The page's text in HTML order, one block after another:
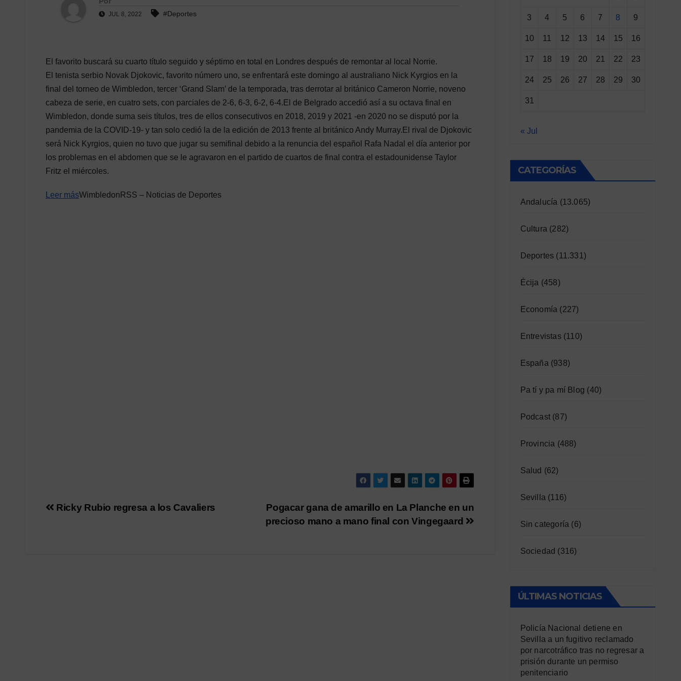
JUL 8, 2022 #Deportes
El favorito buscará su cuarto título seguido y séptimo en total en Londres después de remontar al local Norrie.
El tenista serbio Novak Djokovic, favorito número uno, se enfrentará este domingo al australiano Nick Kyrgios en la
final del torneo de Wimbledon, tercer ‘Grand Slam’ de la temporada, tras derrotar al británico Cameron Norrie, noveno
cabeza de serie, en cuatro sets, con parciales de 2-6, 6-3, 6-2, 6-4.El de Belgrado accedió así a su octava final en
Wimbledon, donde suma seis títulos, tres de ellos consecutivos en 2018, 2019 y 2021 -en 2020 no se disputó por la
pandemia de la COVID-19- y tan solo cedió la de la edición de 2013 frente al británico Andy Murray.El rival de Djokovic
será Nick Kyrgios, quien no tuvo que jugar su semifinal debido a la renuncia del español Rafa Nadal el día anterior por
los problemas en el abdomen que se le agravaron en el partido de cuartos de final contra el estadounidense Taylor
Fritz el miércoles.
Leer másWimbledonRSS – Noticias de Deportes
Navegación
Pogacar gana de amarillo en La Planche en un
precioso mano a mano final con Vingegaard
Ricky Rubio regresa a los Cavaliers
3 4 5 6 7 8 9
10 11 12 13 14 15 16
17 18 19 20 21 22 23
24 25 26 27 28 29 30
31
« Jul
CATEGORÍAS
Andalucía (13.065)
Cultura (282)
Deportes (11.331)
Écija (458)
Economía (227)
Entrevistas(110)
España (938)
Pa tí y pa mí Blog (40)
Podcast(87)
Provincia (488)
Salud (62)
Sevilla (116)
Sin categoría (6)
Sociedad (316)
ÚLTIMAS NOTICIAS
Policía Nacional detiene en
Sevilla a un fugitivo reclamado
por narcotráfico tras no regresar a
prisión durante un permiso
penitenciario